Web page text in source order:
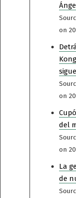
on
on
del
on
La
de